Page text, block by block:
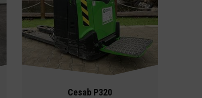
Cesab P320